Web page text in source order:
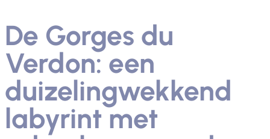
De Gorges du
Verdon: een
duizelingwekkend
labyrint met